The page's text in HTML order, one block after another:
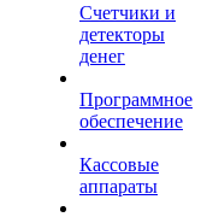
Счетчики и
детекторы
денег
Программное
обеспечение
Кассовые
аппараты